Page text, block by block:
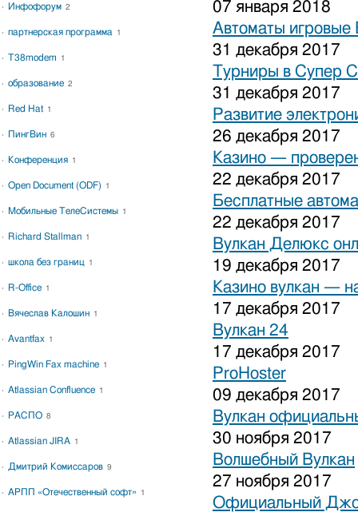
07 января 2018
Автоматы игровые
31 декабря 2017
Турниры в Супер
31 декабря 2017
Развитие
26 декабря 2017
Казино —
22 декабря 2017
Бесплатные
22 декабря 2017
Вулкан Делюкс
19 декабря 2017
Казино вулкан —
17 декабря 2017
Вулкан 24
17 декабря 2017
ProHoster
09 декабря 2017
Вулкан
30 ноября 2017
Волшебный Вулкан
27 ноября 2017
Официальный
Инфофорум 2
партнерская программа 1
T38modem 1
образование 2
Red Hat 1
ПингВин 6
Конференция 1
Open Document (ODF) 1
Мобильные ТелеСистемы 1
Richard Stallman 1
школа без границ 1
R-Office 1
Вячеслав Калошин 1
Avantfax 1
PingWin Fax machine 1
Atlassian Confluence 1
РАСПО 8
Atlassian JIRA 1
Дмитрий Комиссаров 9
АРПП «Отечественный софт» 1